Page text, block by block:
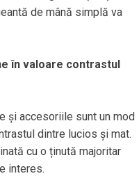
de mână simplă va
în valoare contrastul
și accesoriile sunt un mod
dintre lucios și mat.
cu o ținută majoritar
interes.